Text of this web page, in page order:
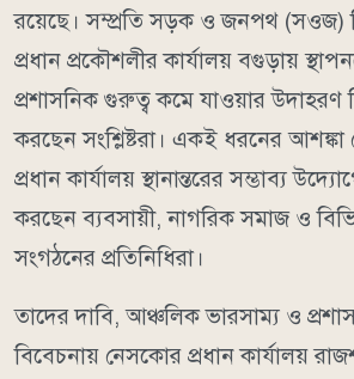
রয়েছে। সম্প্রতি সড়ক ও জনপথ (সওজ)
প্রধান প্রকৌশলীর কার্যালয় বগুড়ায়
প্রশাসনিক গুরুত্ব কমে যাওয়ার উদাহরণ
করছেন সংশ্লিষ্টরা। একই ধরনের
প্রধান কার্যালয় স্থানান্তরের সম্ভাব্য
করছেন ব্যবসায়ী, নাগরিক সমাজ ও
সংগঠনের প্রতিনিধিরা।
তাদের দাবি, আঞ্চলিক ভারসাম্য ও
বিবেচনায় নেসকোর প্রধান কার্যালয়